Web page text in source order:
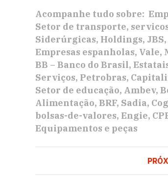
Acompanhe tudo sobre:
Setor de transporte
Siderúrgicas Holdings JBS
Empresas espanholas Vale
BB – Banco do Brasil
Serviços Petrobras
Setor de educação Ambev
Alimentação BRF Sadia
bolsas-de-valores Engie
Equipamentos e peças